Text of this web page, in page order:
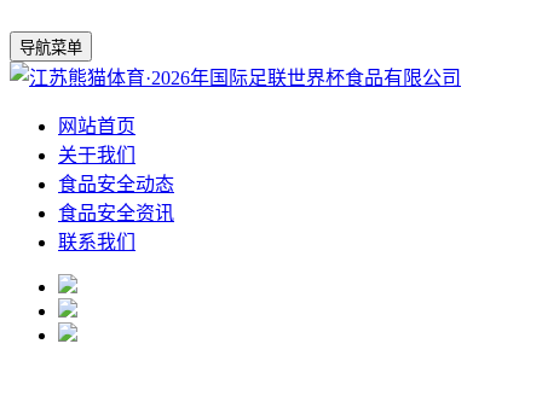
导航菜单
网站首页
关于我们
食品安全动态
食品安全资讯
联系我们